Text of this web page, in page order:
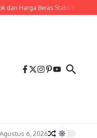
Beras Stabil Babinsa Koramil
6, 2026